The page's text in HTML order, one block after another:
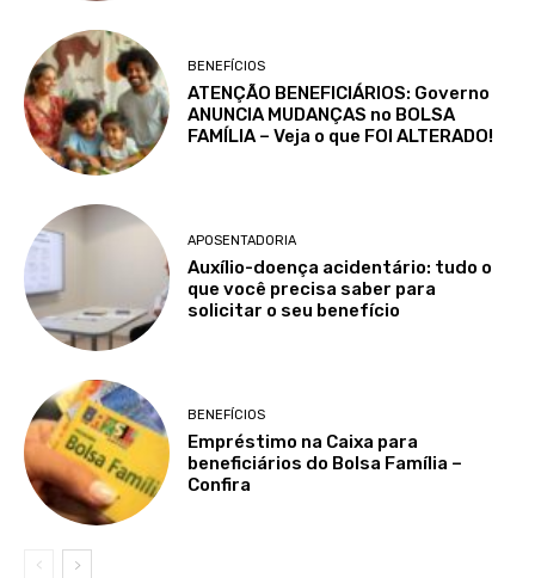
BENEFÍCIOS
ATENÇÃO BENEFICIÁRIOS: Governo
ANUNCIA MUDANÇAS no BOLSA
FAMÍLIA – Veja o que FOI ALTERADO!
APOSENTADORIA
Auxílio-doença acidentário: tudo o
que você precisa saber para
solicitar o seu benefício
BENEFÍCIOS
Empréstimo na Caixa para
beneficiários do Bolsa Família –
Confira